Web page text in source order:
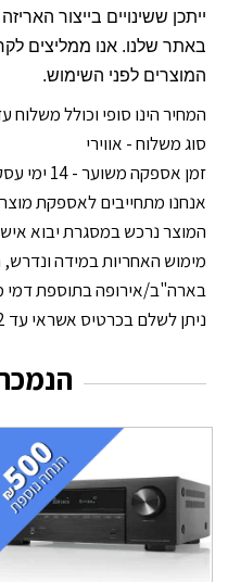
ייתכן ששינויים בייצור
באתר שלנו. אנו ממליצים
המוצרים לפני השימוש.
המחיר הינו סופי וכולל משלוח
סוג משלוח - אווירי
זמן אספקה משוער - 14 ימי עסקים
אנחנו מתחייבים לאספקת מוצר
המוצר נרכש במסגרת יבוא
מימוש האחריות במידה ונדרש,
בארה"ב/אירופה בתוספת דמי
ניתן לשלם בכרטיס אשראי עד 12 תשלומים (בתוספת ריבית)